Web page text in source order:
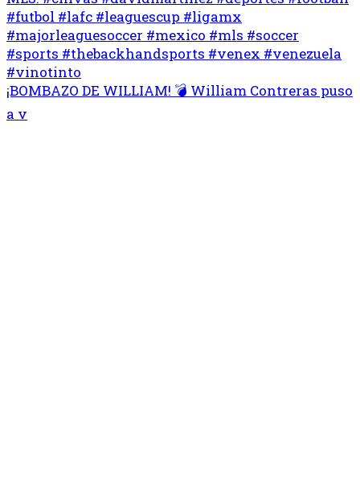
¡BOMBAZO DE WILLIAM! 💣 William Contreras puso
a v